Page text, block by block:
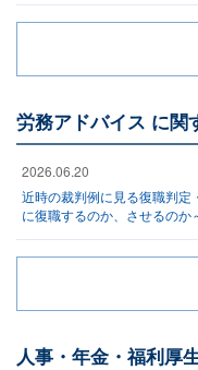
労務アドバイス に関
2026.06.20
近時の裁判例に見る復職判
に復職するのか、させるのか
人事・年金・福利厚